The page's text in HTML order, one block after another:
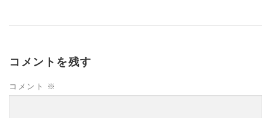
コメントを残す
コメント ※